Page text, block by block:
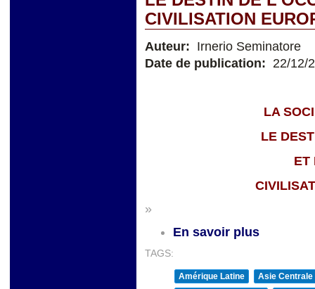
CIVILISATION
Auteur: Irnerio Seminatore
Date de publication: 22/12/
LA
LE
ET
»
En savoir plus
TAGS:
Amérique Latine
Asie Centrale